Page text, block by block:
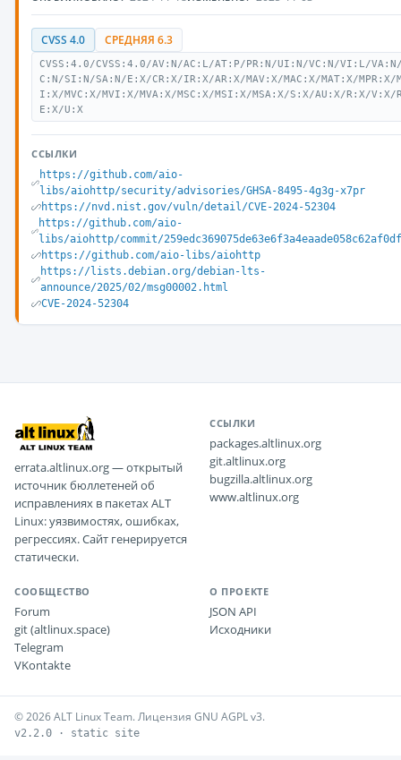
CVSS 4.0 СРЕДНЯЯ 6.3
CVSS:4.0/CVSS:4.0/AV:N/AC:L/AT:P/PR:N/UI:N/VC:N/VI:L/
C:N/SI:N/SA:N/E:X/CR:X/IR:X/AR:X/MAV:X/MAC:X/MAT:X/MPR:X/
I:X/MVC:X/MVI:X/MVA:X/MSC:X/MSI:X/MSA:X/S:X/AU:X/R:X/V:X/
E:X/U:X
ССЫЛКИ
https://github.com/aio-
libs/aiohttp/security/advisories/GHSA-8495-4g3g-x7pr
https://nvd.nist.gov/vuln/detail/CVE-2024-52304
https://github.com/aio-
libs/aiohttp/commit/
https://github.com/aio-libs/aiohttp
https://lists.debian.org/debian-lts-
announce/2025/02/msg00002.html
CVE-2024-52304
errata.altlinux.org — открытый
источник бюллетеней об
исправлениях в пакетах ALT
Linux: уязвимостях, ошибках,
регрессиях. Сайт генерируется
статически.
ССЫЛКИ
packages.altlinux.org
git.altlinux.org
bugzilla.altlinux.org
www.altlinux.org
СООБЩЕСТВО
Forum
git (altlinux.space)
Telegram
VKontakte
О ПРОЕКТЕ
JSON API
Исходники
© 2026 ALT Linux Team. Лицензия GNU AGPL v3.
v2.2.0 · static site